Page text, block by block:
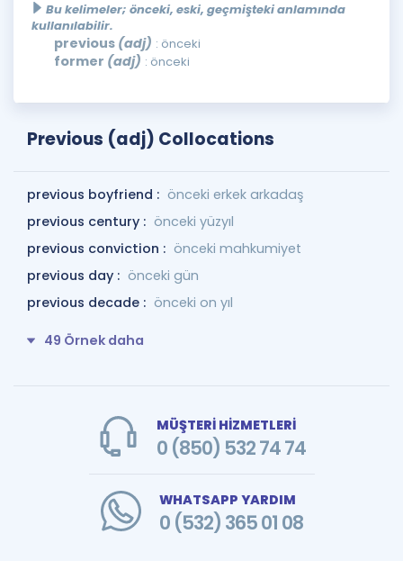
Bu kelimeler; önceki, eski, geçmişteki anlamında
kullanılabilir.
previous (adj) : önceki
former (adj) : önceki
Previous (adj) Collocations
previous boyfriend : önceki erkek arkadaş
previous century : önceki yüzyıl
previous conviction : önceki mahkumiyet
previous day : önceki gün
previous decade : önceki on yıl
49 Örnek daha
MÜŞTERİ HİZMETLERİ
0 (850) 532 74 74
WHATSAPP YARDIM
0 (532) 365 01 08